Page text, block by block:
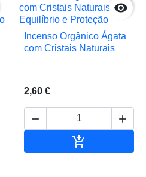

Incenso Orgânico Ágata
com Cristais Naturais
2,60 €
 
